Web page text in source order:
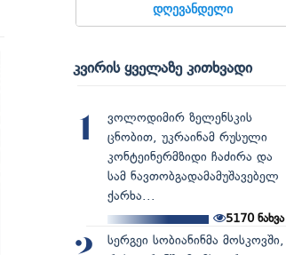
დღევანდელი
კვირის ყველაზე კითხვადი
1
ვოლოდიმირ ზელენსკის
ცნობით, უკრაინამ რუსული
კონტეინერმზიდი ჩაძირა და
სამ ნავთობგადამამუშავებელ
ქარხა...
5170ნახვა
სერგეი სობიანინმა მოსკოვში,